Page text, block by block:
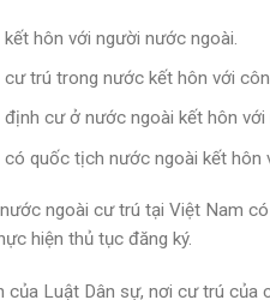
hôn với người nước ngoài.
cư trú trong nước kết hôn với
cư ở nước ngoài kết hôn với
quốc tịch nước ngoài kết
ngoài cư trú tại Việt Nam
hiện thủ tục đăng ký.
của Luật Dân sự, nơi cư trú